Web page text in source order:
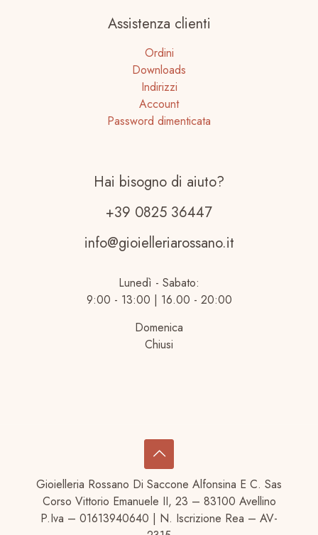
Assistenza clienti
Ordini
Downloads
Indirizzi
Account
Password dimenticata
Hai bisogno di aiuto?
+39 0825 36447
info@gioielleriarossano.it
Lunedì - Sabato:
9:00 - 13:00 | 16.00 - 20:00
Domenica
Chiusi
Gioielleria Rossano Di Saccone Alfonsina E C. Sas
Corso Vittorio Emanuele II, 23 – 83100 Avellino
P.Iva – 01613940640 | N. Iscrizione Rea – AV-